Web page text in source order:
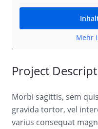
Mehr
Project
Morbi sagittis, sem
gravida tortor, vel
varius consequat